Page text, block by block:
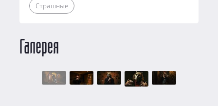
Страшные
Галерея